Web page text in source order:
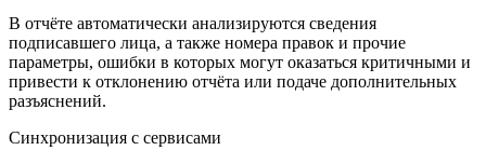
В отчёте автоматически анализируются сведения
подписавшего лица, а также номера правок и прочие
параметры, ошибки в которых могут оказаться критичными и
привести к отклонению отчёта или подаче дополнительных
разъяснений.
Синхронизация с сервисами